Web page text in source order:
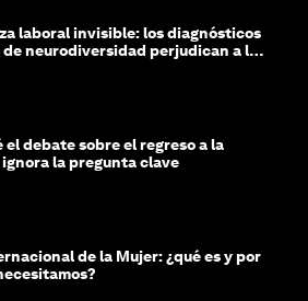
laboral invisible: los diagnósticos
neurodiversidad perjudican a las
el debate sobre el regreso a la
la pregunta clave
de la Mujer: ¿qué es y por